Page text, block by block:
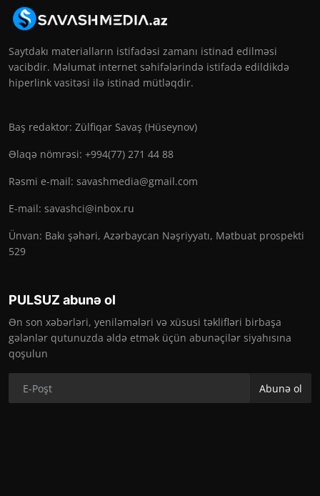
Saytdakı materialların istifadəsi zamanı istinad edilməsi
vacibdir. Məlumat internet səhifələrində istifadə edildikdə
hiperlink vasitəsi ilə istinad mütləqdir.
Baş redaktor: Zülfiqar Savaş (Hüseynov)
Əlaqə nömrəsi: +994(77) 271 44 88
Rəsmi e-mail: savashmedia@gmail.com
E-mail: savashci@inbox.ru
Ünvan: Bakı şəhəri, Azərbaycan Nəşriyyatı, Mətbuat prospekti
529
PULSUZ abunə ol
Ən son xəbərləri, yeniləmələri və xüsusi təklifləri birbaşa
gələnlər qutunuzda əldə etmək üçün abunəçilər siyahısına
qoşulun
Abunə ol